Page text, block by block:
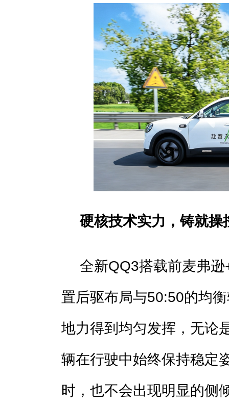
硬核技术实力，铸就操
全新QQ3搭载前麦弗
置后驱布局与50:50的均
地力得到均匀发挥，无论
辆在行驶中始终保持稳定
时，也不会出现明显的侧